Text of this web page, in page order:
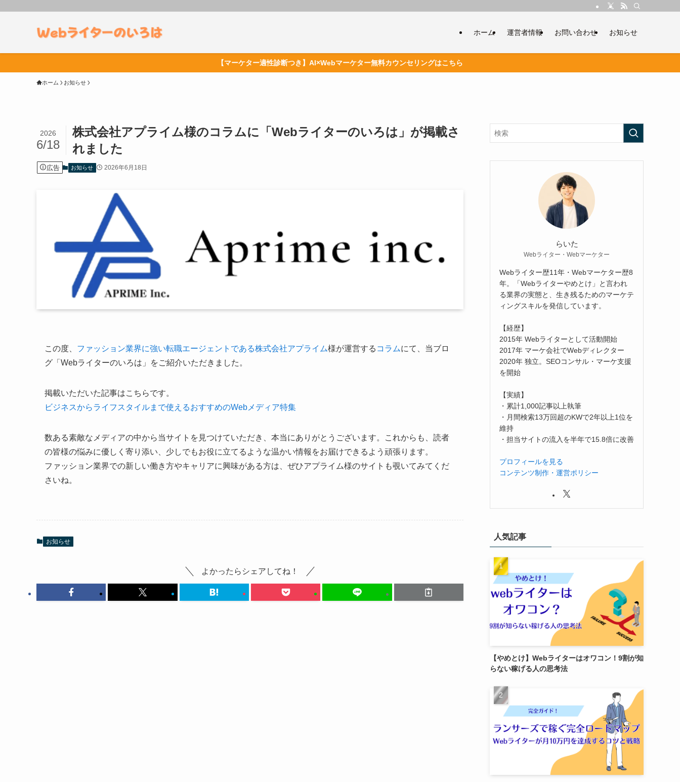
ホーム 運営者情報 お問い合わせ お知らせ
【マーケター適性診断つき】AI×Webマーケター無料カウンセリングはこちら
ホーム お知らせ
株式会社アプライム様のコラムに「Webライターのいろは」が掲載さ
れました
2026
6/18
広告 お知らせ 2026年6月18日
この度、 ファッション業界に強い転職エージェントである株式会社アプライム様が運営する コラムにて、当ブロ
グ「Webライターのいろは」をご紹介いただきました。
掲載いただいた記事はこちらです。
ビジネスからライフスタイルまで使えるおすすめのWebメディア特集
数ある素敵なメディアの中から当サイトを見つけていただき、本当にありがとうございます。これからも、読者
の皆様の悩みに優しく寄り添い、少しでもお役に立てるような温かい情報をお届けできるよう頑張ります。
ファッション業界での新しい働き方やキャリアに興味がある方は、ぜひアプライム様のサイトも覗いてみてくだ
さいね。
お知らせ
よかったらシェアしてね！
らいた
Webライター・Webマーケター
Webライター歴11年・Webマーケター歴8
年。「Webライターやめとけ」と言われ
る業界の実態と、生き残るためのマーケテ
ィングスキルを発信しています。
【経歴】
2015年 Webライターとして活動開始
2017年 マーケ会社でWebディレクター
2020年 独立。SEOコンサル・マーケ支援
を開始
【実績】
・累計1,000記事以上執筆
・月間検索13万回超のKWで2年以上1位を
維持
・担当サイトの流入を半年で15.8倍に改善
プロフィールを見る
コンテンツ制作・運営ポリシー
人気記事
【やめとけ】Webライターはオワコン！9割が知
らない稼げる人の思考法